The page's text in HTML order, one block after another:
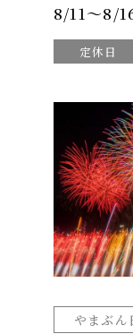
8/11～8/
定休日
やまぶん